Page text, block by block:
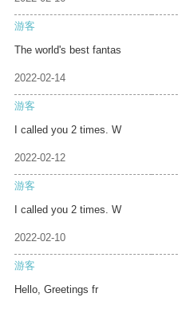
游客
The world's best fantas
2022-02-14
游客
I called you 2 times. W
2022-02-12
游客
I called you 2 times. W
2022-02-10
游客
Hello, Greetings fr